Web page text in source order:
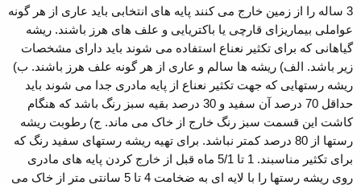
3 ساله را از زمین خارج می کنند پایه های انتخابی باید عاری از هر گونه
عواملی بیماریزای قارچی یا باکتریایی و علف های هرز باشند. ریشه
گیاهانی که برای تکثیر نعناع استفاده می شوند باید دارای مشخصات
زیر باشد. الف) ریشه ها سالم و عاری از هر گونه علف هرز باشند. ب)
ریشه رستهایی که جهت تکثیر نعناع از پایه مادری جدا می شوند باید
حداقل 70 درصد آن سفید و 30 درصد بقیه سبز رنگ باشد که هنگام
کاشت این قسمت سبز رنگ خارج از خاک می ماند. ج) رطوبت ریشه
رستها از 80 درصد کمتر نباشد. برای تهیه ریشه رستهای سفید رنگ که
برای تکثیر مناسبند. 1 تا 5/1 ماه قبل از خارج کردن پایه های مادری
روی ریشه رستها را با لایه ای به ضخامت 4 تا 5 سانتی متر از خاک می